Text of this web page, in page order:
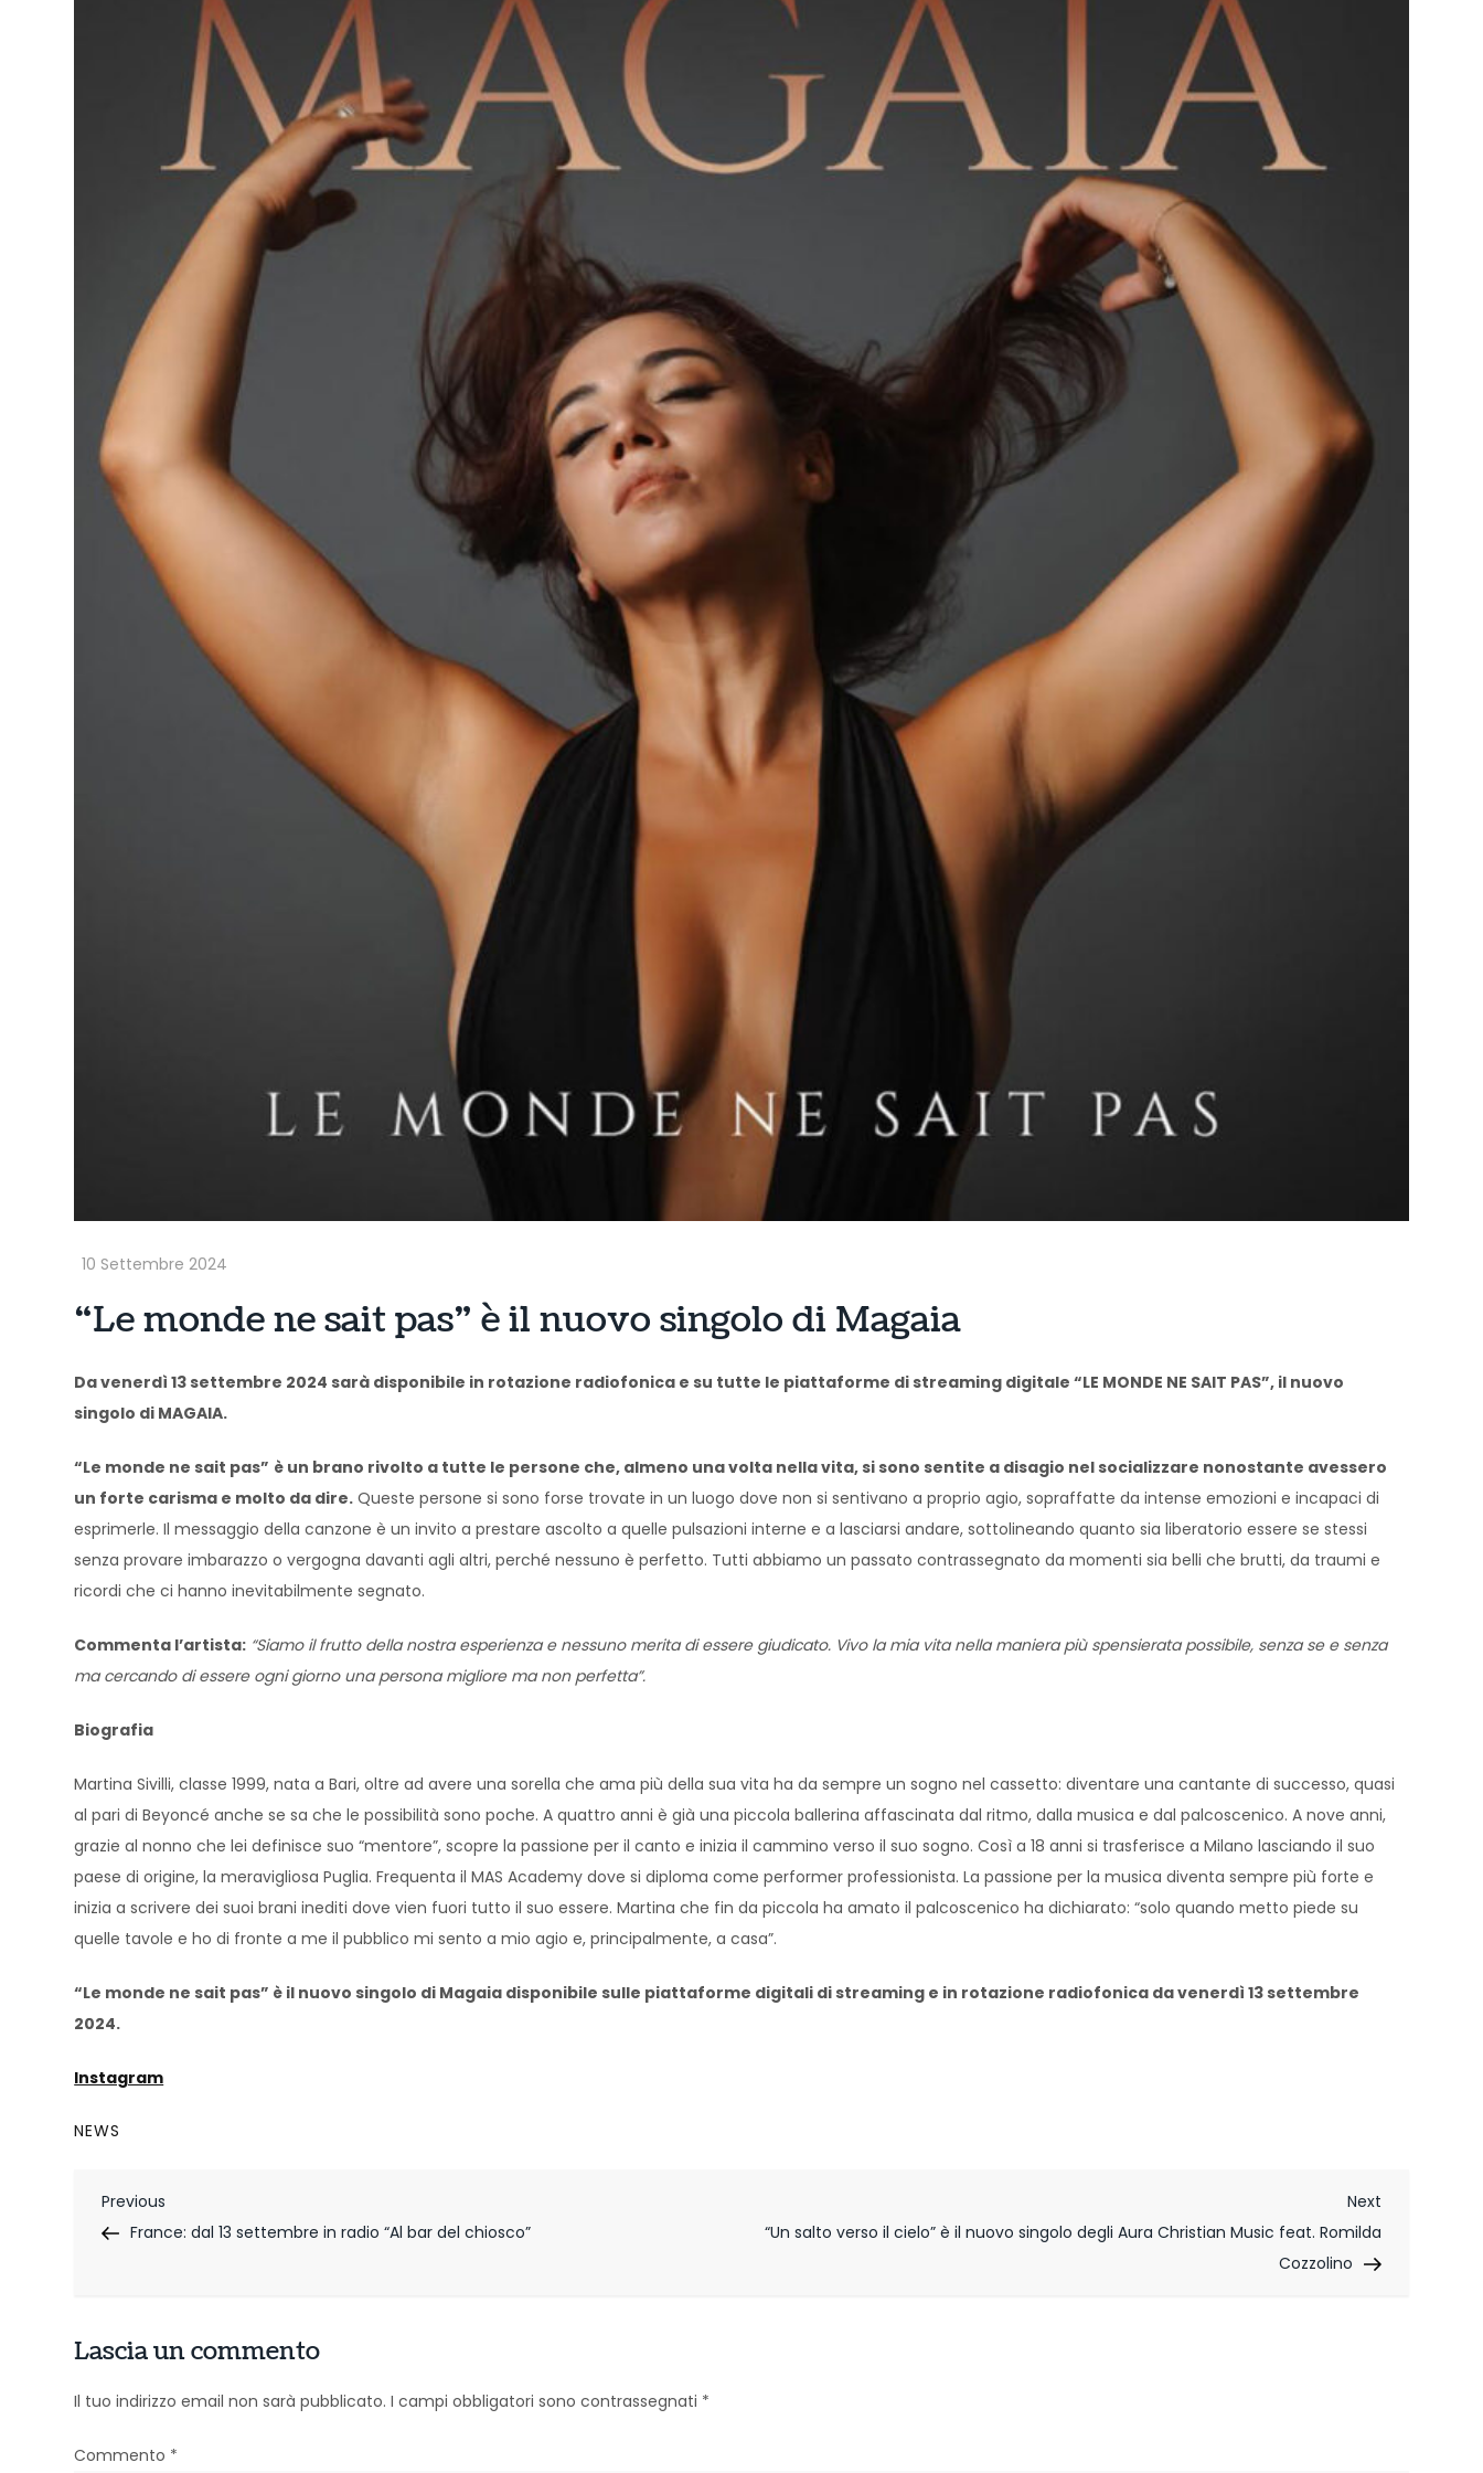
“Le monde ne sait pas” è il nuovo singolo di Magaia
Da venerdì 13 settembre 2024 sarà disponibile in rotazione radiofonica e su tutte le piattaforme di streaming digitale “LE MONDE NE SAIT PAS”, il nuovo
singolo di MAGAIA.
“Le monde ne sait pas” è un brano rivolto a tutte le persone che, almeno una volta nella vita, si sono sentite a disagio nel socializzare nonostante avessero
un forte carisma e molto da dire. Queste persone si sono forse trovate in un luogo dove non si sentivano a proprio agio, sopraffatte da intense emozioni e incapaci di
esprimerle. Il messaggio della canzone è un invito a prestare ascolto a quelle pulsazioni interne e a lasciarsi andare, sottolineando quanto sia liberatorio essere se stessi
senza provare imbarazzo o vergogna davanti agli altri, perché nessuno è perfetto. Tutti abbiamo un passato contrassegnato da momenti sia belli che brutti, da traumi e
ricordi che ci hanno inevitabilmente segnato.
Commenta l’artista: “Siamo il frutto della nostra esperienza e nessuno merita di essere giudicato. Vivo la mia vita nella maniera più spensierata possibile, senza se e senza
ma cercando di essere ogni giorno una persona migliore ma non perfetta”.
Biografia
Martina Sivilli, classe 1999, nata a Bari, oltre ad avere una sorella che ama più della sua vita ha da sempre un sogno nel cassetto: diventare una cantante di successo, quasi
al pari di Beyoncé anche se sa che le possibilità sono poche. A quattro anni è già una piccola ballerina affascinata dal ritmo, dalla musica e dal palcoscenico. A nove anni,
grazie al nonno che lei definisce suo “mentore”, scopre la passione per il canto e inizia il cammino verso il suo sogno. Così a 18 anni si trasferisce a Milano lasciando il suo
paese di origine, la meravigliosa Puglia. Frequenta il MAS Academy dove si diploma come performer professionista. La passione per la musica diventa sempre più forte e
inizia a scrivere dei suoi brani inediti dove vien fuori tutto il suo essere. Martina che fin da piccola ha amato il palcoscenico ha dichiarato: “solo quando metto piede su
quelle tavole e ho di fronte a me il pubblico mi sento a mio agio e, principalmente, a casa”.
“Le monde ne sait pas” è il nuovo singolo di Magaia disponibile sulle piattaforme digitali di streaming e in rotazione radiofonica da venerdì 13 settembre
2024.
Instagram
NEWS
N
a
i
a
z
Previous
Post
Previous
France: dal 13 settembre in radio “Al bar del chiosco”
Next
Post
Next
“Un salto verso il cielo” è il nuovo singolo degli Aura Christian Music feat. Romilda
Cozzolino
Lascia un commento
Il tuo indirizzo email non sarà pubblicato. I campi obbligatori sono contrassegnati *
Commento *